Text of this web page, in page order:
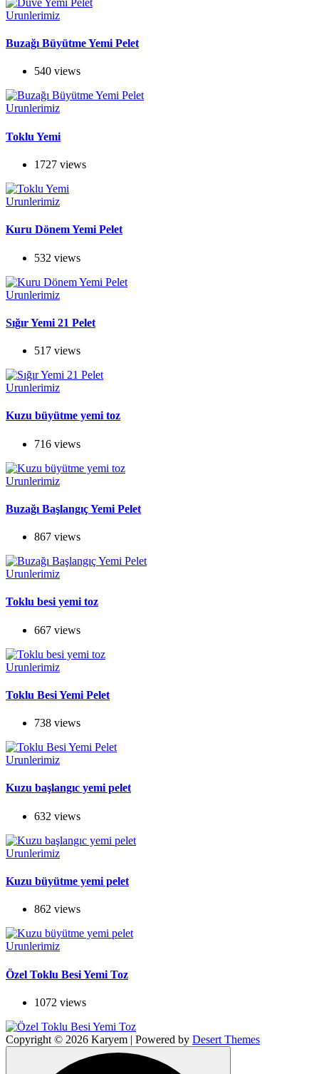
Urunlerimiz
Buzağı Büyütme Yemi Pelet
540 views
Urunlerimiz
Toklu Yemi
1727 views
Urunlerimiz
Kuru Dönem Yemi Pelet
532 views
Urunlerimiz
Sığır Yemi 21 Pelet
517 views
Urunlerimiz
Kuzu büyütme yemi toz
716 views
Urunlerimiz
Buzağı Başlangıç Yemi Pelet
867 views
Urunlerimiz
Toklu besi yemi toz
667 views
Urunlerimiz
Toklu Besi Yemi Pelet
738 views
Urunlerimiz
Kuzu başlangıc yemi pelet
632 views
Urunlerimiz
Kuzu büyütme yemi pelet
862 views
Urunlerimiz
Özel Toklu Besi Yemi Toz
1072 views
Copyright © 2026 Karyem | Powered by Desert Themes